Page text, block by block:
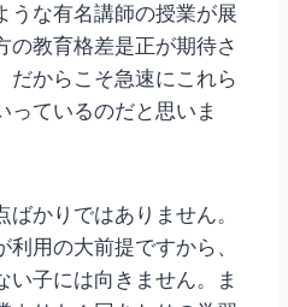
うな有名講師の授業が展
の教育格差是正が期待さ
だからこそ急速にこれら
っているのだと思いま
かりではありません。
利用の大前提ですから、
い子には向きません。ま